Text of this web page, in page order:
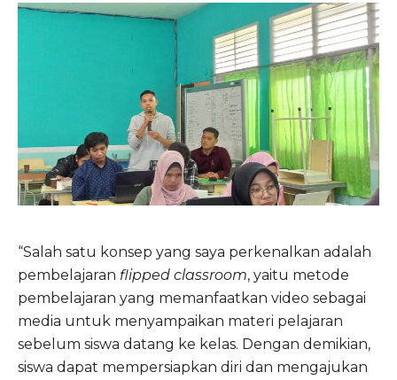
“Salah satu konsep yang saya perkenalkan adalah
pembelajaran flipped classroom, yaitu metode
pembelajaran yang memanfaatkan video sebagai
media untuk menyampaikan materi pelajaran
sebelum siswa datang ke kelas. Dengan demikian,
siswa dapat mempersiapkan diri dan mengajukan